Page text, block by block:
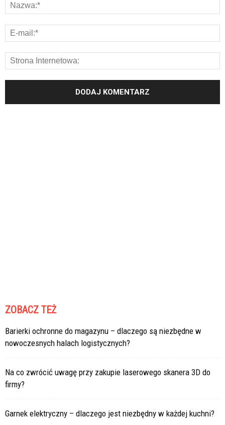
ZOBACZ TEŻ
Barierki ochronne do magazynu – dlaczego są niezbędne w
nowoczesnych halach logistycznych?
Na co zwrócić uwagę przy zakupie laserowego skanera 3D do
firmy?
Garnek elektryczny – dlaczego jest niezbędny w każdej kuchni?